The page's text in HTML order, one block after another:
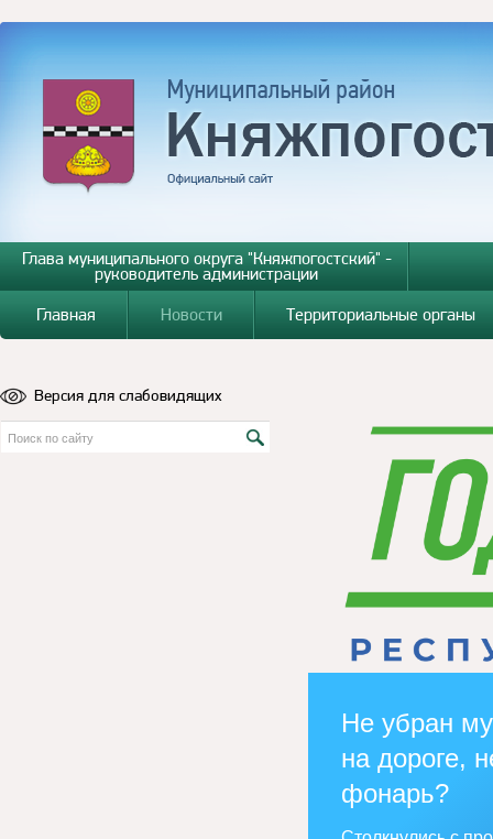
Глава муниципального округа "Княжпогостский" -
руководитель администрации
Главная
Новости Территориальные органы
Версия для слабовидящих
Не убран
на дороге,
фонарь?